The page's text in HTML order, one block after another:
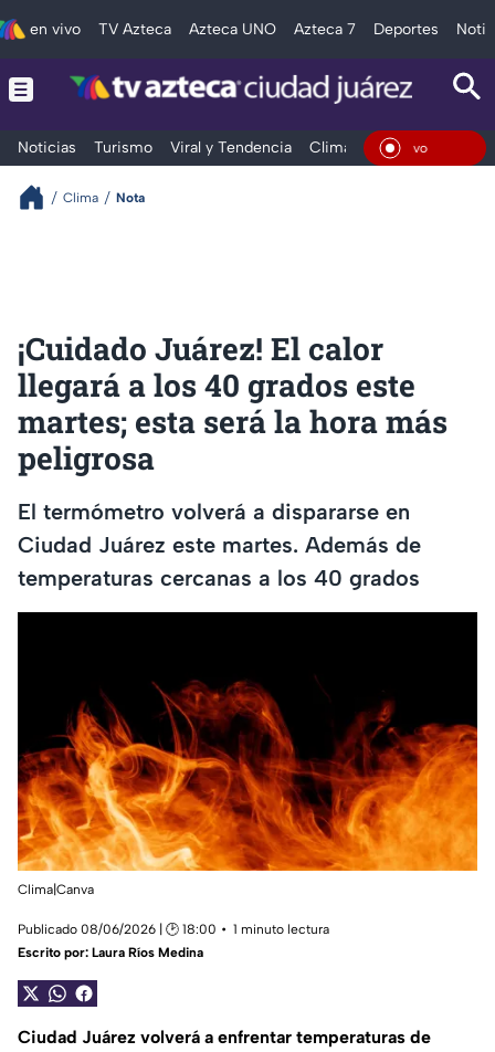
en vivo TV Azteca Azteca UNO Azteca 7 Deportes
Noticias Turismo Viral y Tendencia Clima Deportes En
Clima Nota
¡Cuidado Juárez! El calor
llegará a los 40 grados este
martes; esta será la hora más
peligrosa
El termómetro volverá a dispararse en
Ciudad Juárez este martes. Además de
temperaturas cercanas a los 40 grados
Clima|Canva
Publicado 08/06/2026 | 🕑 18:00
1 minuto lectura
Escrito por: Laura Ríos Medina
Ciudad Juárez volverá a enfrentar temperaturas de